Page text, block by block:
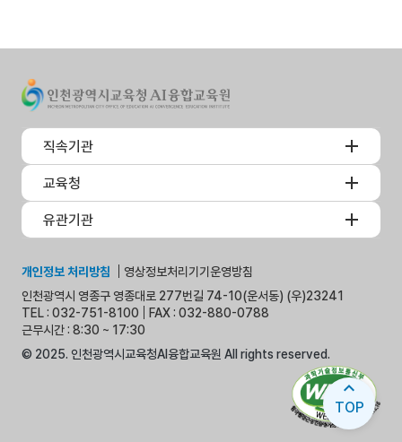
expand_less
TOP
직속기관
교육청
유관기관
개인정보 처리방침
영상정보처리기기운영방침
인천광역시 영종구 영종대로 277번길 74-10(운서동) (우)23241
TEL : 032-751-8100
FAX : 032-880-0788
근무시간 : 8:30 ~ 17:30
© 2025. 인천광역시교육청AI융합교육원 All rights reserved.